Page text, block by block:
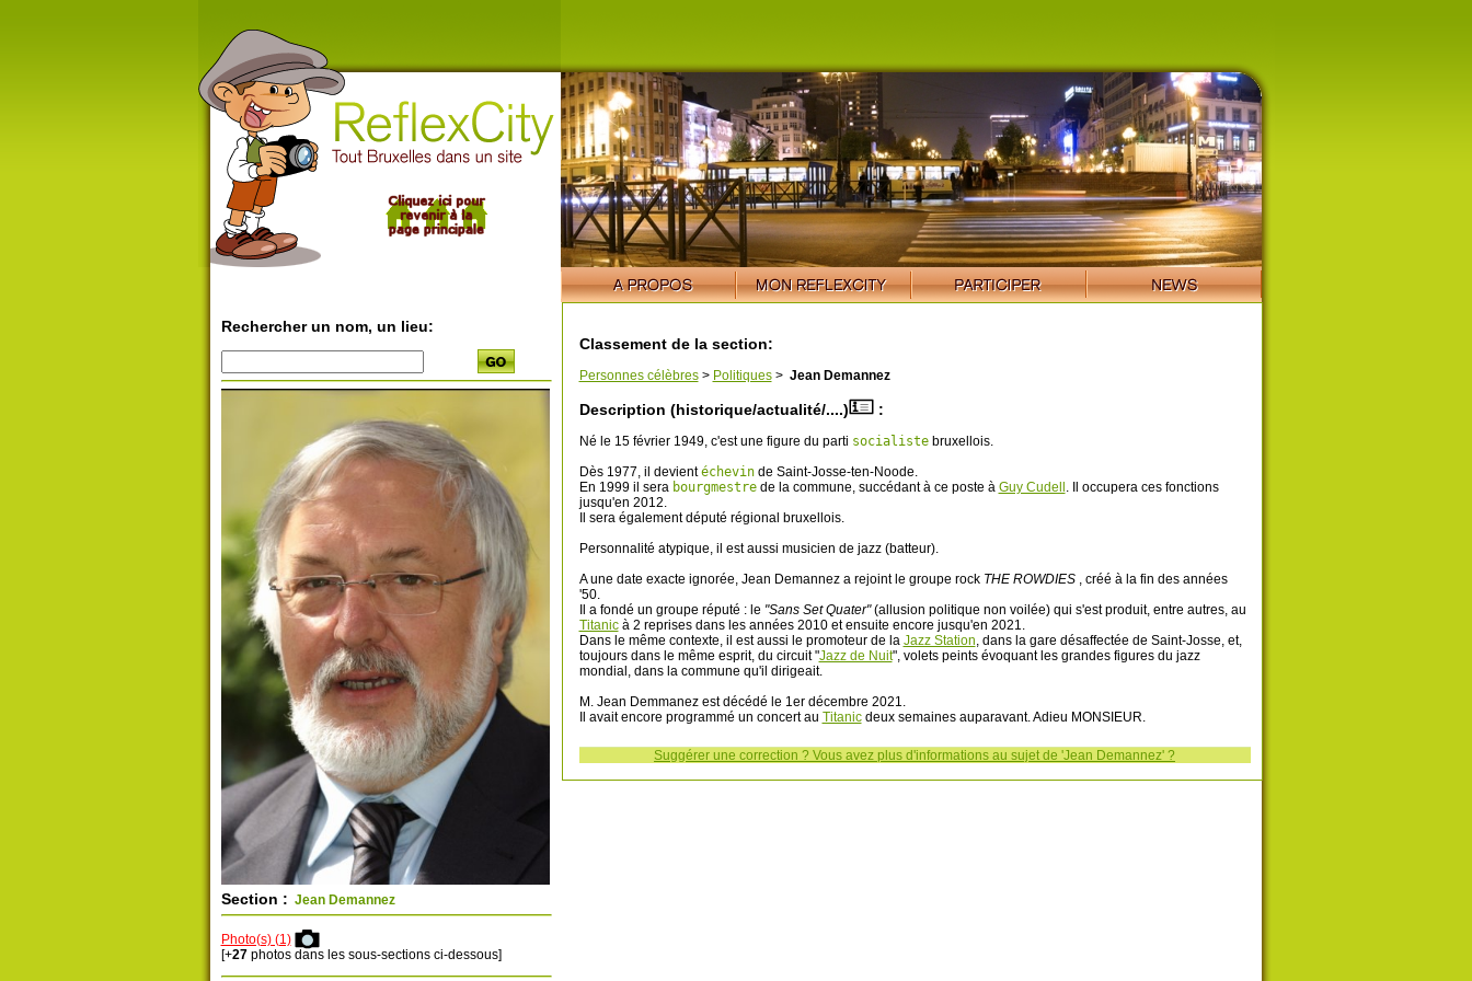
Rechercher un nom, un lieu:
Section : Jean Demannez
Photo(s) (1)
[+27photos dans les sous-sections ci-dessous]
Classement de la section:
Personnes célèbres> Politiques> Jean Demannez
Description (historique/actualité/....) :
Né le 15 février 1949, c'est une figure du parti socialistebruxellois.
Dès 1977, il devientéchevinde Saint-Josse-ten-Noode.
En 1999 il sera bourgmestrede la commune, succédant à ce poste à Guy Cudell . Il occupera ces fonctions
jusqu'en 2012.
Il sera également député régional bruxellois.
Personnalité atypique, il est aussi musicien de jazz (batteur).
A une date exacte ignorée, Jean Demannez a rejoint le groupe rock THE ROWDIES , créé à la fin des années
'50.
Il a fondé un groupe réputé : le "Sans Set Quater"(allusion politique non voilée) qui s'est produit, entre autres, au
Titanicà 2 reprises dans les années 2010 et ensuite encore jusqu'en 2021.
Dans le même contexte, il est aussi le promoteur de la Jazz Station, dans la gare désaffectée de Saint-Josse, et,
toujours dans le même esprit, du circuit "Jazz de Nuit", volets peints évoquant les grandes figures du jazz
mondial, dans la commune qu'il dirigeait.
M. Jean Demmanez est décédé le 1er décembre 2021.
Il avait encore programmé un concert au Titanicdeux semaines auparavant. Adieu MONSIEUR.
Suggérer une correction ? Vous avez plus d'informations au sujet de 'Jean Demannez' ?